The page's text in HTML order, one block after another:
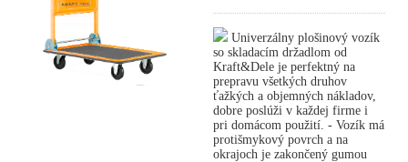
Univerzálny plošinový vozík
so skladacím držadlom od
Kraft&Dele je perfektný na
prepravu všetkých druhov
ťažkých a objemných nákladov,
dobre poslúži v každej firme i
pri domácom použití. - Vozík má
protišmykový povrch a na
okrajoch je zakončený gumou